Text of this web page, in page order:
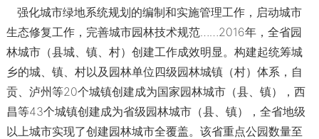
强化城市绿地系统规划的编制和实施管理工作，启动城市
生态修复工作，完善城市园林技术规范……2016年，全省园
林城市（县城、镇、村）创建工作成效明显。构建起统筹城
乡的城、镇、村以及园林单位四级园林城镇（村）体系，自
贡、泸州等20个城镇创建成为国家园林城市（县、镇），西
昌等43个城镇创建成为省级园林城市（县、镇），全省地级
以上城市实现了创建园林城市全覆盖。该省重点公园数量至